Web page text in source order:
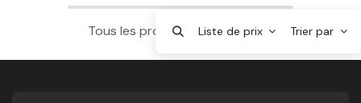
Tous les produits sont chargés.
Liste de prix Trier par